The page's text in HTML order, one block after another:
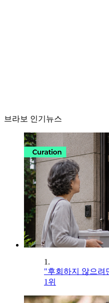
브라보 인기뉴스
1.
"후회하지 않으려
1위